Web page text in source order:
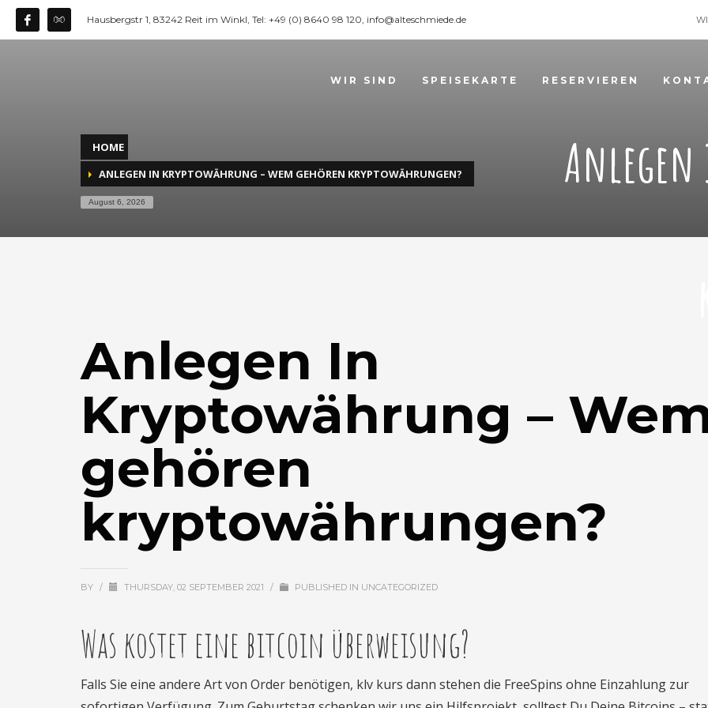
Hausbergstr 1, 83242 Reit im Winkl, Tel: +49 (0) 8640 98 120, info@alteschmiede.de
WIR SIND SPEISEKARTE RESERVIEREN
HOME
ANLEGEN IN KRYPTOWÄHRUNG – WEM GEHÖREN KRYPTOWÄHRUNGEN?
August 6, 2026
Anlegen In
Kryptowährung –
gehören
kryptowährungen?
BY / THURSDAY, 02 SEPTEMBER 2021 / PUBLISHED IN UNCATEGORIZED
Was kostet eine bitcoin überweisung?
Falls Sie eine andere Art von Order benötigen, klv kurs dann stehen die FreeSpins ohne Einzahlung zur